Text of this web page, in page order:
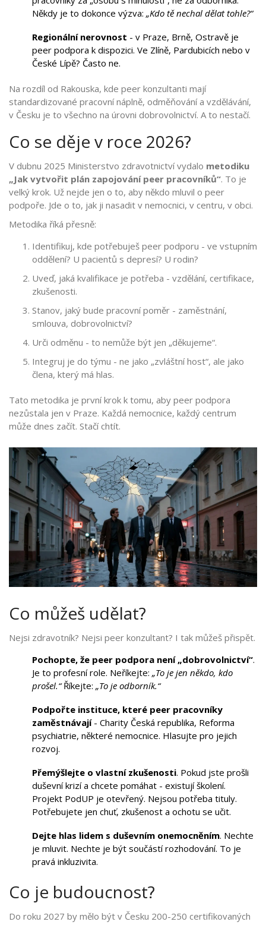
Někdy je to dokonce výzva: „Kdo tě nechal dělat tohle?“
Regionální nerovnost - v Praze, Brně, Ostravě je
peer podpora k dispozici. Ve Zlíně, Pardubicích nebo v
České Lípě? Často ne.
Na rozdíl od Rakouska, kde peer konzultanti mají
standardizované pracovní náplně, odměňování a vzdělávání,
v Česku je to všechno na úrovni dobrovolnictví. A to nestačí.
Co se děje v roce 2026?
V dubnu 2025 Ministerstvo zdravotnictví vydalo metodiku
„Jak vytvořit plán zapojování peer pracovníků“. To je
velký krok. Už nejde jen o to, aby někdo mluvil o peer
podpoře. Jde o to, jak ji nasadit v nemocnici, v centru, v obci.
Metodika říká přesně:
Identifikuj, kde potřebuješ peer podporu - ve vstupním
oddělení? U pacientů s depresí? U rodin?
Uveď, jaká kvalifikace je potřeba - vzdělání, certifikace,
zkušenosti.
Stanov, jaký bude pracovní poměr - zaměstnání,
smlouva, dobrovolnictví?
Urči odměnu - to nemůže být jen „děkujeme“.
Integruj je do týmu - ne jako „zvláštní host“, ale jako
člena, který má hlas.
Tato metodika je první krok k tomu, aby peer podpora
nezůstala jen v Praze. Každá nemocnice, každý centrum
může dnes začít. Stačí chtít.
Co můžeš udělat?
Nejsi zdravotník? Nejsi peer konzultant? I tak můžeš přispět.
Pochopte, že peer podpora není „dobrovolnictví“.
Je to profesní role. Neříkejte: „To je jen někdo, kdo
prošel.“Říkejte: „To je odborník.“
Podpořte instituce, které peer pracovníky
zaměstnávají- Charity Česká republika, Reforma
psychiatrie, některé nemocnice. Hlasujte pro jejich
rozvoj.
Přemýšlejte o vlastní zkušenosti. Pokud jste prošli
duševní krizí a chcete pomáhat - existují školení.
Projekt PodUP je otevřený. Nejsou potřeba tituly.
Potřebujete jen chuť, zkušenost a ochotu se učit.
Dejte hlas lidem s duševním onemocněním. Nechte
je mluvit. Nechte je být součástí rozhodování. To je
pravá inkluzivita.
Co je budoucnost?
Do roku 2027 by mělo být v Česku 200-250 certifikovaných